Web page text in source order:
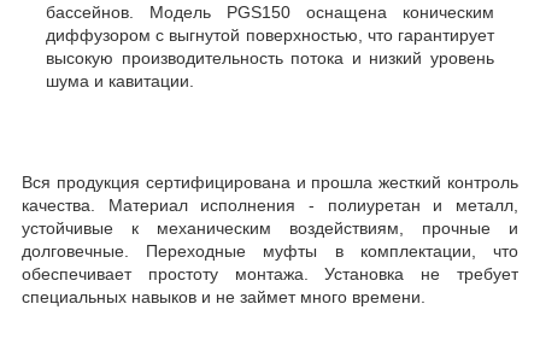
бассейнов. Модель PGS150 оснащена коническим
диффузором с выгнутой поверхностью, что гарантирует
высокую производительность потока и низкий уровень
шума и кавитации.
Вся продукция сертифицирована и прошла жесткий контроль
качества. Материал исполнения - полиуретан и металл,
устойчивые к механическим воздействиям, прочные и
долговечные. Переходные муфты в комплектации, что
обеспечивает простоту монтажа. Установка не требует
специальных навыков и не займет много времени.